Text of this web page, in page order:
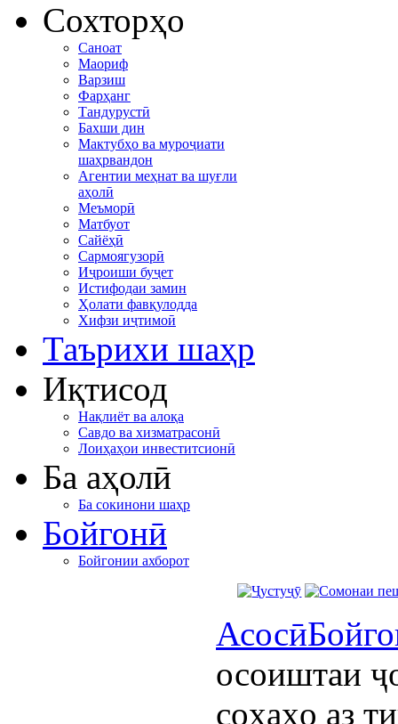
Сохторҳо
Саноат
Маориф
Варзиш
Фарҳанг
Тандурустӣ
Бахши дин
Мактубҳо ва муроҷиати
шаҳрвандон
Агентии меҳнат ва шуғли
аҳолӣ
Меъморӣ
Матбуот
Сайёҳӣ
Сармоягузорӣ
Иҷроиши буҷет
Истифодаи замин
Ҳолати фавқулодда
Хифзи иҷтимоӣ
Таърихи шаҳр
Иқтисод
Нақлиёт ва алоқа
Савдо ва хизматрасонӣ
Лоиҳаҳои инвеститсионӣ
Ба аҳолӣ
Ба сокинони шаҳр
Бойгонӣ
Бойгонии ахборот
Асосӣ
осоиштаи
соҳаҳо аз